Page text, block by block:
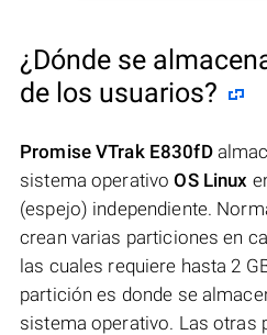
¿Dónde se
de los usuarios?
Promise VTrak E830fD
sistema operativoOS Linux
(espejo) independiente.
crean varias particiones en
las cuales requiere hasta 2
partición es donde se
sistema operativo. Las otras